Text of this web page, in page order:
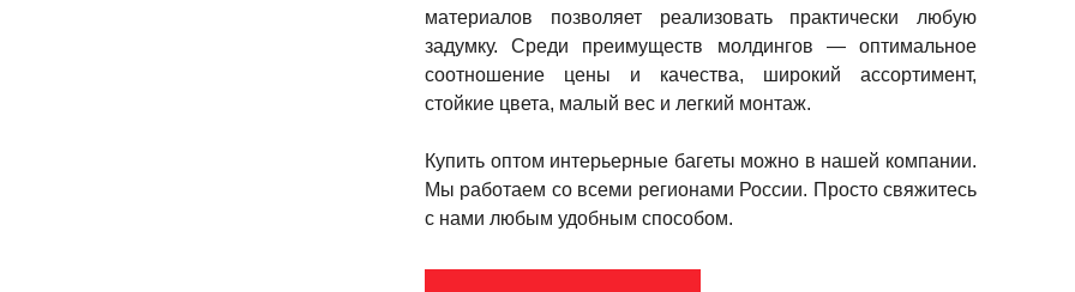
материалов позволяет реализовать практически любую
задумку. Среди преимуществ молдингов — оптимальное
соотношение цены и качества, широкий ассортимент,
стойкие цвета, малый вес и легкий монтаж.
Купить оптом интерьерные багеты можно в нашей компании.
Мы работаем со всеми регионами России. Просто свяжитесь
с нами любым удобным способом.